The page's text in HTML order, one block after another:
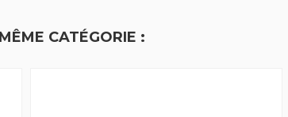
CATÉGORIE :